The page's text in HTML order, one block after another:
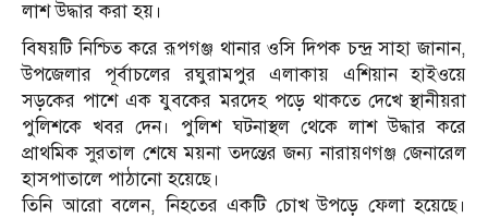
লাশ উদ্ধার করা হয়।
বিষয়টি নিশ্চিত করে রূপগঞ্জ থানার ওসি দিপক চন্দ্র সাহা জানান,
উপজেলার পূর্বাচলের রঘুরামপুর এলাকায় এশিয়ান হাইওয়ে
সড়কের পাশে এক যুবকের মরদেহ পড়ে থাকতে দেখে স্থানীয়রা
পুলিশকে খবর দেন। পুলিশ ঘটনাস্থল থেকে লাশ উদ্ধার করে
প্রাথমিক সুরতাল শেষে ময়না তদন্তের জন্য নারায়ণগঞ্জ জেনারেল
হাসপাতালে পাঠানো হয়েছে।
তিনি আরো বলেন, নিহতের একটি চোখ উপড়ে ফেলা হয়েছে।